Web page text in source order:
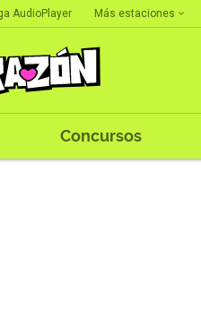
AudioPlayer Más estaciones
Concursos